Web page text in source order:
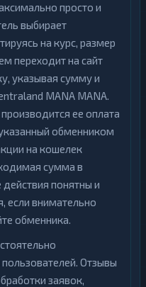
просто и
выбирает
на курс, размер
переходит на сайт
указывая сумму и
MANA MANA.
ее оплата
обменником
на кошелек
сумма в
понятны и
если внимательно
обменника.
Отзывы
заявок,